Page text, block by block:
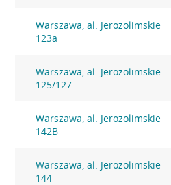
Warszawa, al. Jerozolimskie
123a
Warszawa, al. Jerozolimskie
125/127
Warszawa, al. Jerozolimskie
142B
Warszawa, al. Jerozolimskie
144